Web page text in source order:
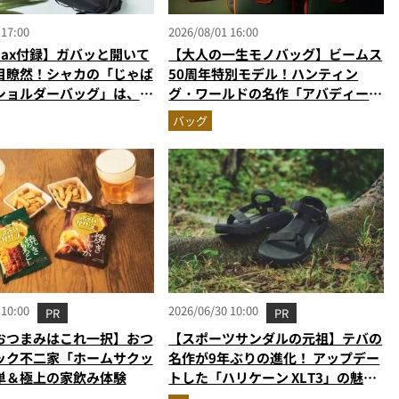
付録】ガバッと開いて
瞭然！シャカの「じゃば
ョルダーバッグ」は、出
2026/08/01 16:00
【大人の一生モノバッグ】ビームス
50周年特別モデル！ハンティン
グ・ワールドの名作「アバディー
ン」が極上のオールレザーに進化し
て登場
バッグ
PR
つまみはこれ一択】おつ
ク不二家「ホームサクッ
＆極上の家飲み体験
2026/06/30 10:00 PR
【スポーツサンダルの元祖】テバの
名作が9年ぶりの進化！ アップデー
トした「ハリケーン XLT3」の魅力